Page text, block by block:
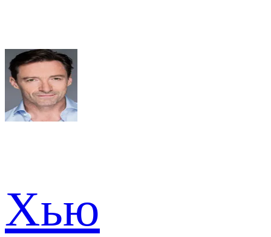
Хью